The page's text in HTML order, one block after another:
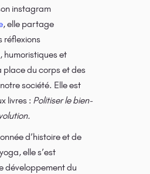
instagram
, elle partage
réflexions
humoristiques et
place du corps et des
société. Elle est
livres : Politiser le bien-
d’histoire et de
elle s’est
développement du